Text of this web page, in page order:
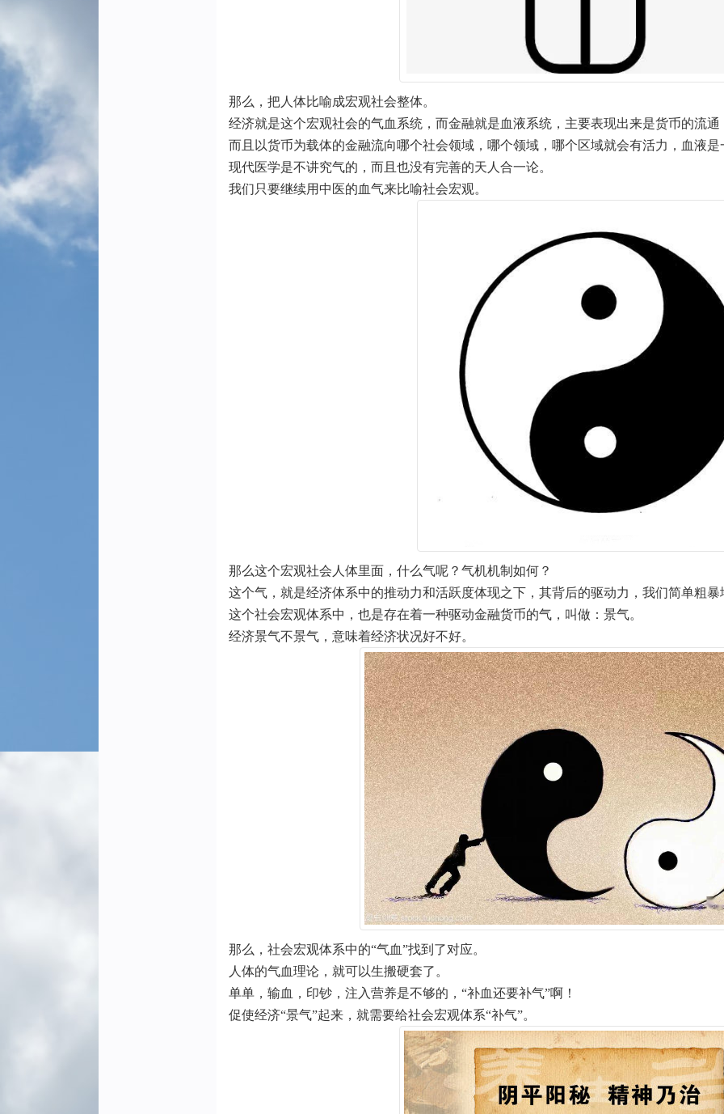
那么，把人体比喻成宏观社会整体。
经济就是这个宏观社会的气血系统，而金融就是血液系统，主要表现出来是货币的流
而且以货币为载体的金融流向哪个社会领域，哪个领域，哪个区域就会有活力，血液
现代医学是不讲究气的，而且也没有完善的天人合一论。
我们只要继续用中医的血气来比喻社会宏观。
那么这个宏观社会人体里面，什么气呢？气机机制如何？
这个气，就是经济体系中的推动力和活跃度体现之下，其背后的驱动力，我们简单粗
这个社会宏观体系中，也是存在着一种驱动金融货币的气，叫做：景气。
经济景气不景气，意味着经济状况好不好。
那么，社会宏观体系中的“气血”找到了对应。
人体的气血理论，就可以生搬硬套了。
单单，输血，印钞，注入营养是不够的，“补血还要补气”啊！
促使经济“景气”起来，就需要给社会宏观体系“补气”。